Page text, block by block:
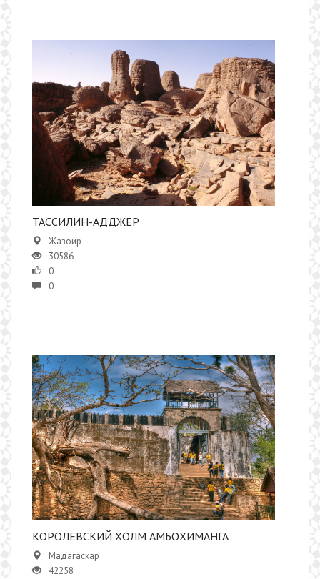
ТАССИЛИН-АДДЖЕР
Жазоир
30586
0
0
КОРОЛЕВСКИЙ ХОЛМ АМБОХИМАНГА
Мадагаскар
42258